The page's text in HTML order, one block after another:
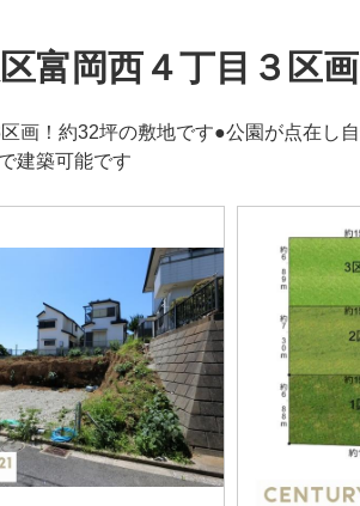
富岡西４丁目３区
画！約32坪の敷地です●公園が点在し
建築可能です